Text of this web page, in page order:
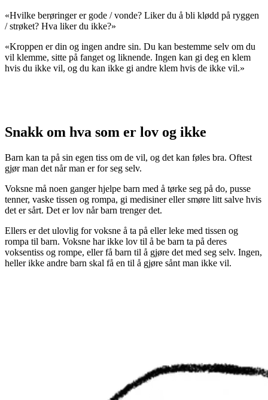
«Hvilke berøringer er gode / vonde? Liker du å bli klødd på ryggen
/ strøket? Hva liker du ikke?»
«Kroppen er din og ingen andre sin. Du kan bestemme selv om du
vil klemme, sitte på fanget og liknende. Ingen kan gi deg en klem
hvis du ikke vil, og du kan ikke gi andre klem hvis de ikke vil.»
Snakk om hva som er lov og ikke
Barn kan ta på sin egen tiss om de vil, og det kan føles bra. Oftest
gjør man det når man er for seg selv.
Voksne må noen ganger hjelpe barn med å tørke seg på do, pusse
tenner, vaske tissen og rompa, gi medisiner eller smøre litt salve hvis
det er sårt. Det er lov når barn trenger det.
Ellers er det ulovlig for voksne å ta på eller leke med tissen og
rompa til barn. Voksne har ikke lov til å be barn ta på deres
voksentiss og rompe, eller få barn til å gjøre det med seg selv. Ingen,
heller ikke andre barn skal få en til å gjøre sånt man ikke vil.